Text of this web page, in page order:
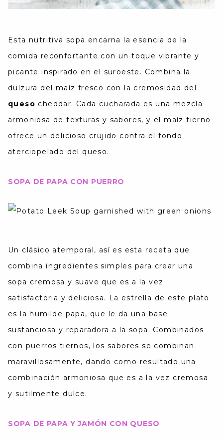
Esta nutritiva sopa encarna la esencia de la
comida reconfortante con un toque vibrante y
picante inspirado en el suroeste. Combina la
dulzura del maíz fresco con la cremosidad del
queso cheddar. Cada cucharada es una mezcla
armoniosa de texturas y sabores, y el maíz tierno
ofrece un delicioso crujido contra el fondo
aterciopelado del queso.
SOPA DE PAPA CON PUERRO
Un clásico atemporal, así es esta receta que
combina ingredientes simples para crear una
sopa cremosa y suave que es a la vez
satisfactoria y deliciosa. La estrella de este plato
es la humilde papa, que le da una base
sustanciosa y reparadora a la sopa. Combinados
con puerros tiernos, los sabores se combinan
maravillosamente, dando como resultado una
combinación armoniosa que es a la vez cremosa
y sutilmente dulce.
SOPA DE PAPA Y JAMÓN CON QUESO